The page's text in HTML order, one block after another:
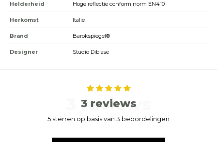
Helderheid Hoge reflectie conform norm EN410
Herkomst Italië
Brand Barokspiegel®
Designer Studio Dibiase
3 reviews
3 reviews
5 sterren op basis van 3 beoordelingen